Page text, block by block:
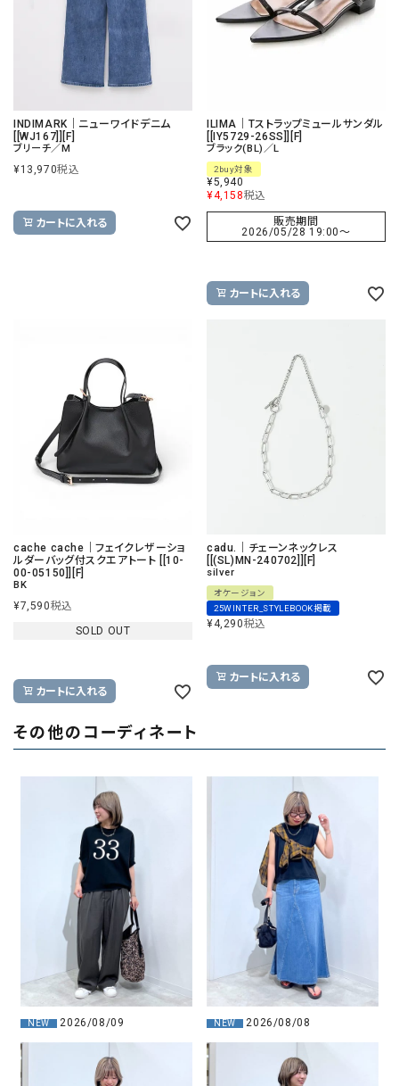
INDIMARK｜ニューワイドデニム
[[WJ167]][F]
ブリーチ／M
¥13,970税込
カートに入れる
ILIMA｜Tストラップミュールサンダル
[[IY5729-26SS]][F]
ブラック(BL)／L
2buy対象
¥5,940
¥4,158税込
販売期間
2026/05/28 19:00〜
カートに入れる
cache cache｜フェイクレザーショ
ルダーバッグ付スクエアトート [[10-
00-05150]][F]
BK
¥7,590税込
SOLD OUT
カートに入れる
cadu.｜チェーンネックレス
[[(SL)MN-240702]][F]
silver
オケージョン
25WINTER_STYLEBOOK掲載
¥4,290税込
カートに入れる
その他のコーディネート
NEW 2026/08/09 NEW 2026/08/08